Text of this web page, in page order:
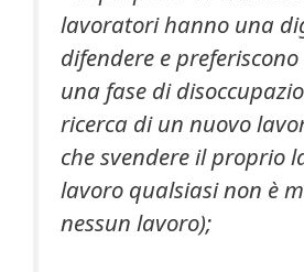
lavoratori hanno una
difendere e
una fase di
ricerca di un nuovo
che svendere il proprio
lavoro qualsiasi non è
nessun lavoro);